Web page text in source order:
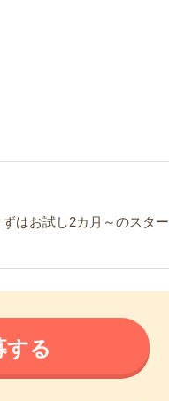
はお試し2カ月～のスタ
する